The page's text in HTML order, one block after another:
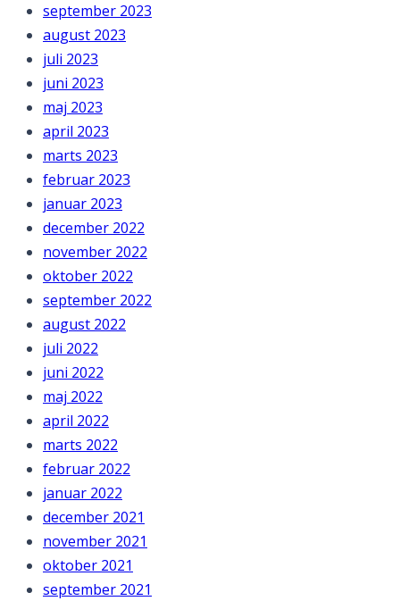
september 2023
august 2023
juli 2023
juni 2023
maj 2023
april 2023
marts 2023
februar 2023
januar 2023
december 2022
november 2022
oktober 2022
september 2022
august 2022
juli 2022
juni 2022
maj 2022
april 2022
marts 2022
februar 2022
januar 2022
december 2021
november 2021
oktober 2021
september 2021